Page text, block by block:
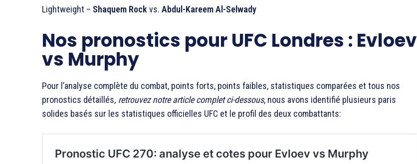
Lightweight – Shaquem Rock vs. Abdul-Kareem Al-Selwady
Nos pronostics pour UFC Londres : Evloev
vs Murphy
Pour l’analyse complète du combat, points forts, points faibles, statistiques comparées et tous nos
pronostics détaillés, retrouvez notre article complet ci-dessous, nous avons identifié plusieurs paris
solides basés sur les statistiques officielles UFC et le profil des deux combattants: